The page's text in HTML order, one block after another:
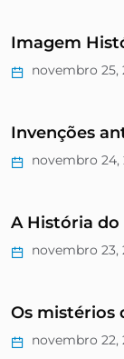
Imagem
novembro 25,
Invenções
novembro 24,
A História do
novembro 23,
Os mistérios
novembro 22,